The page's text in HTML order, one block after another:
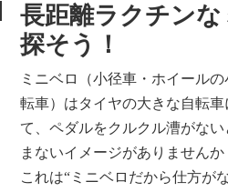
長距離ラクチン
探そう！
ミニベロ（小径車・ホイール
転車）はタイヤの大きな自転車
て、ペダルをクルクル漕がな
まないイメージがありませんか
これは“ミニベロだから仕方が